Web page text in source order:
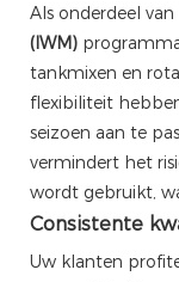
Als onderdeel van
(IWM)
tankmixen en
flexibiliteit
seizoen aan te
vermindert het
wordt gebruikt,
Consistente
Uw klanten